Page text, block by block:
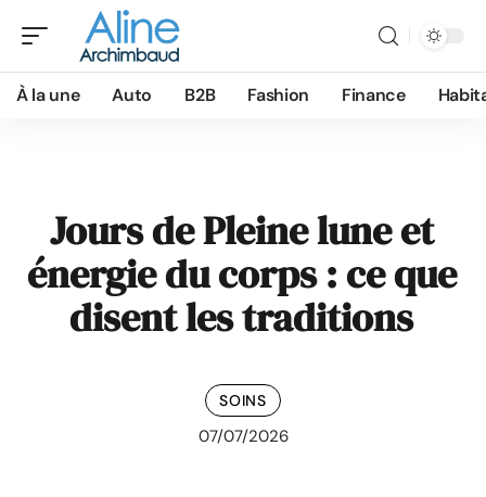
À la une Auto B2B Fashion Finance
Jours de Pleine lune et
énergie du corps : ce que
disent les traditions
SOINS
07/07/2026